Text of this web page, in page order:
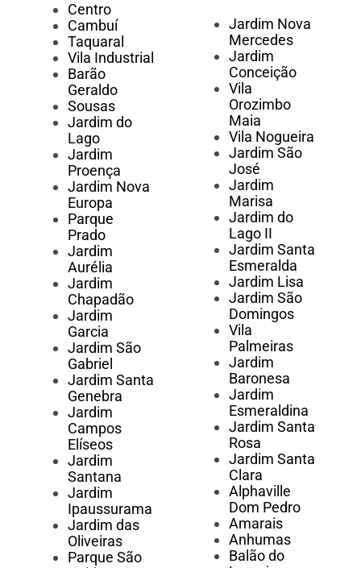
Centro
Cambuí
Taquaral
Vila Industrial
Barão
Geraldo
Sousas
Jardim do
Lago
Jardim
Proença
Jardim Nova
Europa
Parque
Prado
Jardim
Aurélia
Jardim
Chapadão
Jardim
Garcia
Jardim São
Gabriel
Jardim Santa
Genebra
Jardim
Campos
Elíseos
Jardim
Santana
Jardim
Ipaussurama
Jardim das
Oliveiras
Parque São
Jardim Nova
Mercedes
Jardim
Conceição
Vila
Orozimbo
Maia
Vila Nogueira
Jardim São
José
Jardim
Marisa
Jardim do
Lago II
Jardim Santa
Esmeralda
Jardim Lisa
Jardim São
Domingos
Vila
Palmeiras
Jardim
Baronesa
Jardim
Esmeraldina
Jardim Santa
Rosa
Jardim Santa
Clara
Alphaville
Dom Pedro
Amarais
Anhumas
Balão do